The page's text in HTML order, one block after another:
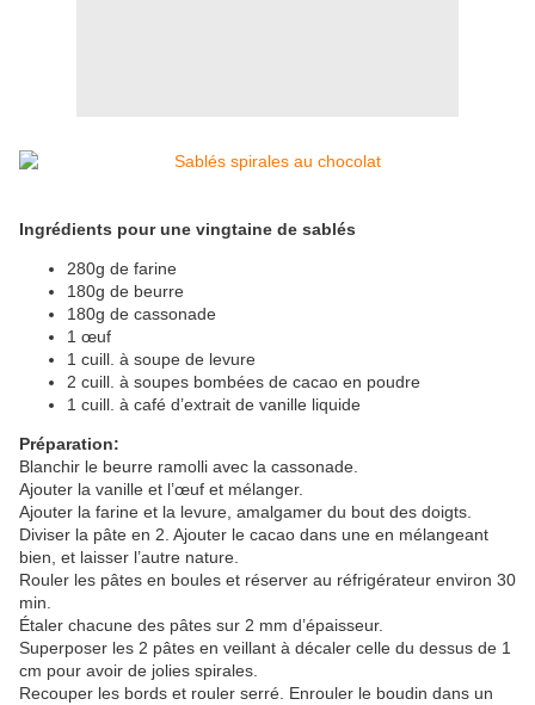
Ingrédients pour une vingtaine de sablés
280g de farine
180g de beurre
180g de cassonade
1 œuf
1 cuill. à soupe de levure
2 cuill. à soupes bombées de cacao en poudre
1 cuill. à café d’extrait de vanille liquide
Préparation:
Blanchir le beurre ramolli avec la cassonade.
Ajouter la vanille et l’œuf et mélanger.
Ajouter la farine et la levure, amalgamer du bout des doigts.
Diviser la pâte en 2. Ajouter le cacao dans une en mélangeant
bien, et laisser l’autre nature.
Rouler les pâtes en boules et réserver au réfrigérateur environ 30
min.
Étaler chacune des pâtes sur 2 mm d’épaisseur.
Superposer les 2 pâtes en veillant à décaler celle du dessus de 1
cm pour avoir de jolies spirales.
Recouper les bords et rouler serré. Enrouler le boudin dans un